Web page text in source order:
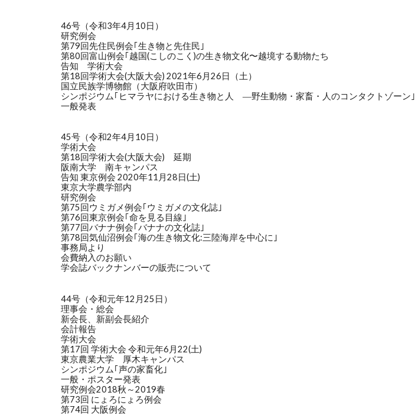
46号（令和3年4月10日）
研究例会
第79回先住民例会｢生き物と先住民｣
第80回富山例会｢越国(こしのこく)の生き物文化〜越境する動物たち
告知 学術大会
第18回学術大会(大阪大会) 2021年6月26日（土）
国立民族学博物館（大阪府吹田市）
シンポジウム｢ヒマラヤにおける生き物と人 ―野生動物・家畜・人のコンタクトゾーン｣
一般発表
45号（令和2年4月10日）
学術大会
第18回学術大会(大阪大会) 延期
阪南大学 南キャンパス
告知 東京例会 2020年11月28日(土)
東京大学農学部内
研究例会
第75回ウミガメ例会｢ウミガメの文化誌｣
第76回東京例会｢命を見る目線｣
第77回バナナ例会｢バナナの文化誌｣
第78回気仙沼例会｢海の生き物文化:三陸海岸を中心に｣
事務局より
会費納入のお願い
学会誌バックナンバーの販売について
44号（令和元年12月25日）
理事会・総会
新会長、新副会長紹介
会計報告
学術大会
第17回 学術大会 令和元年6月22(土)
東京農業大学 厚木キャンパス
シンポジウム｢声の家畜化｣
一般・ポスター発表
研究例会2018秋～2019春
第73回 にょろにょろ例会
第74回 大阪例会